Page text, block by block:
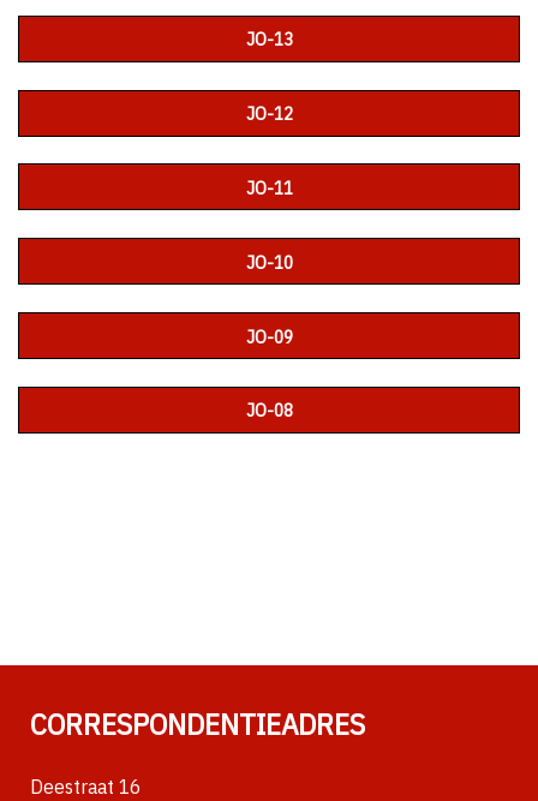
JO-13
JO-12
JO-11
JO-10
JO-09
JO-08
CORRESPONDENTIEADRES
Deestraat 16